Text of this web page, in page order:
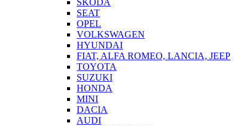
SKODA
SEAT
OPEL
VOLKSWAGEN
HYUNDAI
FIAT, ALFA ROMEO, LANCIA, JEEP
TOYOTA
SUZUKI
HONDA
MINI
DACIA
AUDI